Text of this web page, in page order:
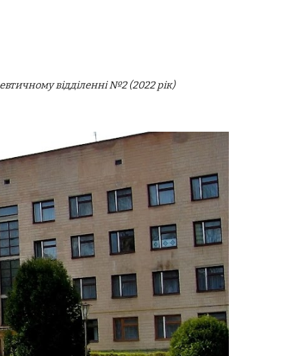
відділенні №2 (2022 рік)